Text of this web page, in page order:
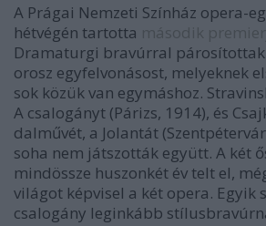
A Prágai Nemzeti Színház opera-
hétvégén tartotta második
Dramaturgi bravúrral párosítottak
orosz egyfelvonásost, melyeknek
sok közük van egymáshoz.
A csalogányt (Párizs, 1914), és
dalművét, a Jolantát
soha nem játszották együtt. A két
mindössze huszonkét év telt el,
világot képvisel a két opera. Egyik
csalogány leginkább